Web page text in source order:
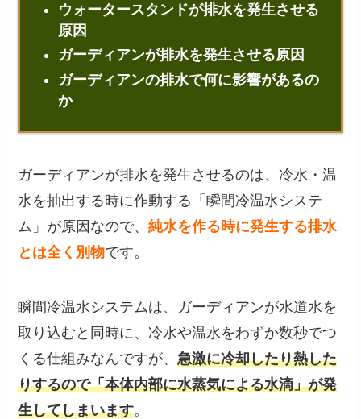
ウォータースタンドが排水を発生させる
原因
ガーディアンが排水を発生させる原因
ガーディアンの排水で何に影響があるの
か
ガーディアンが排水を発生させるのは、冷水・温
水を抽出する時に作動する「瞬間冷温水システ
ム」が原因なので、純水を作る時に発生する排水
とは全く別物です。
瞬間冷温水システムは、ガーディアンが水道水を
取り込むと同時に、冷水や温水をわずか数秒でつ
くる仕組みなんですが、急激に冷却したり熱した
りするので「本体内部に水蒸気による水滴」が発
生してしまいます。